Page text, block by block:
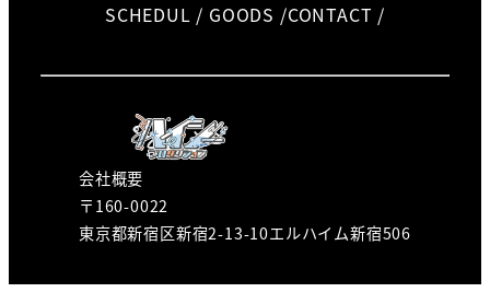
SCHEDUL / GOODS /CONTACT /
会社概要
〒160-0022
東京都新宿区新宿2-13-10エルハイム新宿506